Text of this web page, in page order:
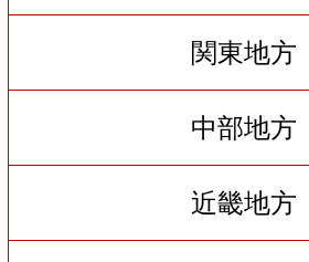
関東地方
中部地方
近畿地方